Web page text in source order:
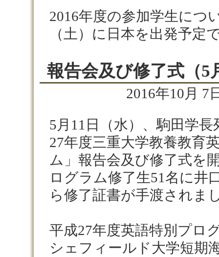
2016年度の参加学生につ
（土）に日本を出発予定
報告会及び修了式（5
2016年10月 7
5月 11 日（水）、駒田学
27年度三重大学教養教育
ム」報告会及び修了式を
ログラム修了生51名に井
ら修了証書が手渡されま
平成27年度英語特別プロ
シェフィールド大学短期